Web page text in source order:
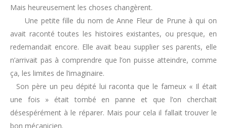
Mais heureusement les choses changèrent.
Une petite fille du nom de Anne Fleur de Prune à qui on
avait raconté toutes les histoires existantes, ou presque, en
redemandait encore. Elle avait beau supplier ses parents, elle
n’arrivait pas à comprendre que l’on puisse atteindre, comme
ça, les limites de l’imaginaire.
Son père un peu dépité lui raconta que le fameux « Il était
une fois » était tombé en panne et que l’on cherchait
désespérément à le réparer. Mais pour cela il fallait trouver le
bon mécanicien.